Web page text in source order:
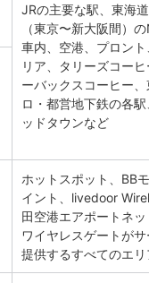
JRの主要な駅、東海
（東京〜新大阪間）
車内、空港、プロン
リア、タリーズコー
ーバックスコーヒー、
ロ・都営地下鉄の各駅
ッドタウンなど
ホットスポット、BB
イント、livedoor
田空港エアポートネッ
ワイヤレスゲートが
提供するすべてのエリ